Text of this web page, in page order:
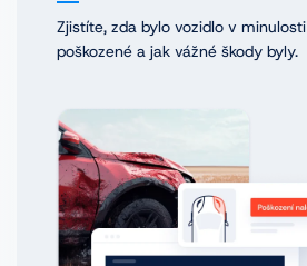
Zjistíte, zda bylo vozidlo v minulosti
poškozené a jak vážné škody byly.